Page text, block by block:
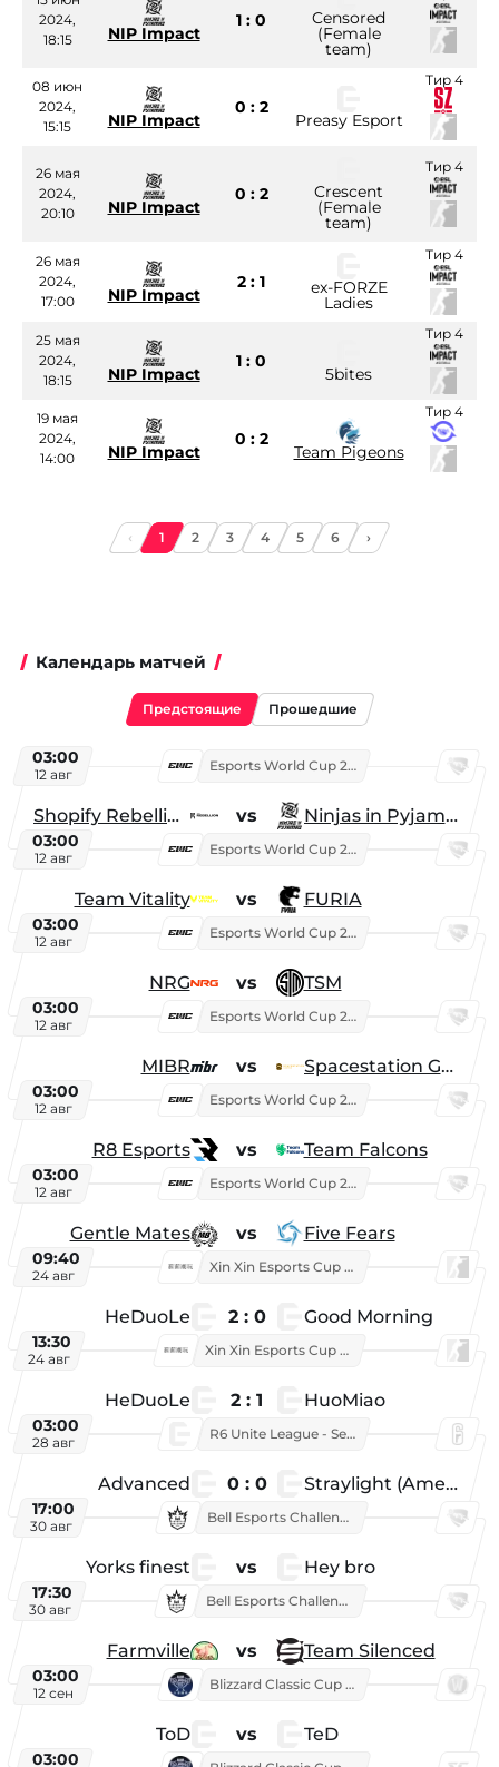
2024,
18:15
NIP Impact
1 : 0 Censored
(Female
team)
08 июн
2024,
15:15
NIP Impact
0 : 2
Preasy Esport
Тир 4
26 мая
2024,
20:10
NIP Impact
0 : 2 Crescent
(Female
team)
Тир 4
26 мая
2024,
17:00
NIP Impact
2 : 1 ex-FORZE
Ladies
Тир 4
25 мая
2024,
18:15
NIP Impact
1 : 0
5bites
Тир 4
19 мая
2024,
14:00
NIP Impact
0 : 2
Team Pigeons
Тир 4
‹ 1 2 3 4 5 6 ›
Календарь матчей
Предстоящие Прошедшие
03:00
12 авг
Esports World Cup 2026
Shopify Rebellion vs Ninjas in Pyjamas
03:00
12 авг
Esports World Cup 2026
Team Vitality vs FURIA
03:00
12 авг
Esports World Cup 2026
NRG vs TSM
03:00
12 авг
Esports World Cup 2026
MIBR vs Spacestation Gaming
03:00
12 авг
Esports World Cup 2026
R8 Esports vs Team Falcons
03:00
12 авг
Esports World Cup 2026
Gentle Mates vs Five Fears
09:40
24 авг
Xin Xin Esports Cup 2025
HeDuoLe 2 : 0 Good Morning
13:30
24 авг
Xin Xin Esports Cup 2026
HeDuoLe 2 : 1 HuoMiao
03:00
28 авг
R6 Unite League - Season 1
Advanced 0 : 0 Straylight (American team)
17:00
30 авг
Bell Esports Challenge 2026
Yorks finest vs Hey bro
17:30
30 авг
Bell Esports Challenge 2026
Farmville vs Team Silenced
03:00
12 сен
Blizzard Classic Cup 2026
ToD vs TeD
03:00